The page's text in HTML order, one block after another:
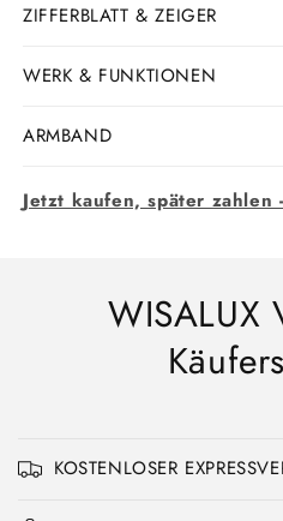
ZIFFERBLATT & ZEIGER
WERK & FUNKTIONEN
ARMBAND
Jetzt kaufen, später zahlen
WISALUX
KOSTENLOSER